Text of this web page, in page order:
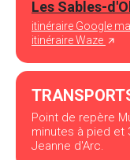
Les Sables-
itinéraire Google
itinéraire Waze
Point de repère
minutes à pied et
Jeanne d'Arc.